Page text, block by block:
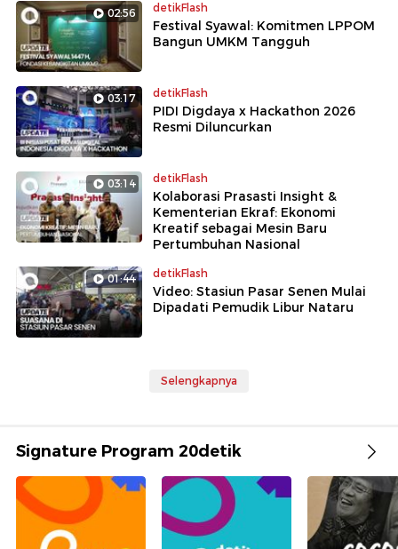
02:56 detikFlash
Festival Syawal: Komitmen LPPOM
Bangun UMKM Tangguh
03:17 detikFlash
PIDI Digdaya x Hackathon 2026
Resmi Diluncurkan
03:14 detikFlash
Kolaborasi Prasasti Insight &
Kementerian Ekraf: Ekonomi
Kreatif sebagai Mesin Baru
Pertumbuhan Nasional
01:44 detikFlash
Video: Stasiun Pasar Senen Mulai
Dipadati Pemudik Libur Nataru
Selengkapnya
Signature Program 20detik